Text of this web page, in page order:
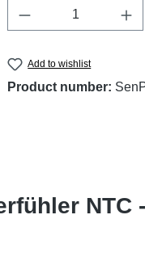
Product
Add to wishlist
Product number:
NTC -